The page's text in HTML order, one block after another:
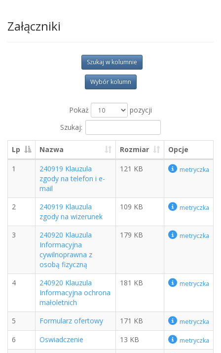
Załączniki
Szukaj w kolumnie
Wybór kolumn
Pokaż
pozycji
Szukaj:
Lp Nazwa Rozmiar Opcje
1
240919 Klauzula
zgody na telefon i e-
mail
121 KB metryczka
2
240919 Klauzula
zgody na wizerunek
109 KB metryczka
3
240920 Klauzula
Informacyjna
cywilnoprawna z
osobą fizyczną
179 KB metryczka
4
240920 Klauzula
Informacyjna ochrona
małoletnich
181 KB metryczka
5 Formularz ofertowy 171 KB metryczka
6 Oswiadczenie 13 KB metryczka